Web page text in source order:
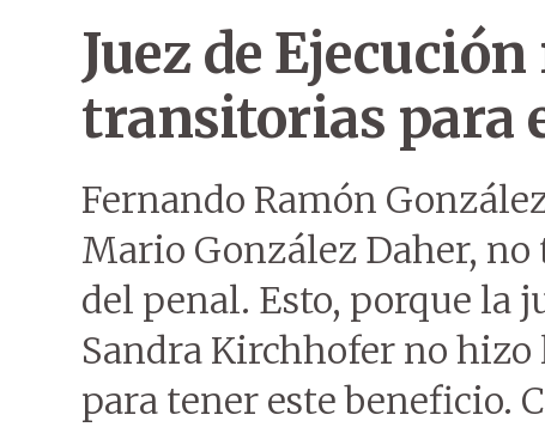
Juez de
transitorias para
Fernando Ramón
Mario González Daher,
del penal. Esto, porque la
Sandra Kirchhofer no
para tener este beneficio.